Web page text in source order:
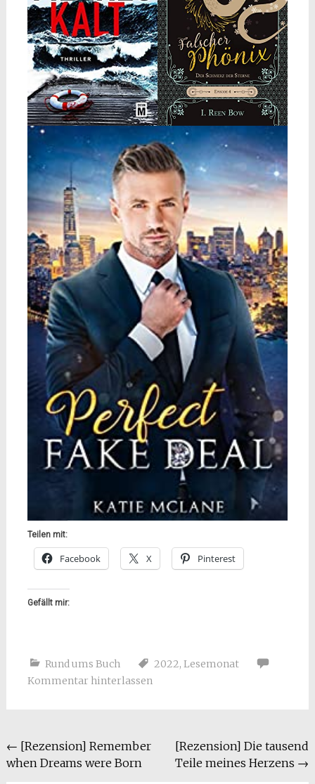
Teilen mit:
Facebook X Pinterest
Gefällt mir:
Rund ums Buch 2022, Lesemonat
Kommentar hinterlassen
Beitragsnavigation
← [Rezension] Remember
when Dreams were Born
[Rezension] Die tausend
Teile meines Herzens →